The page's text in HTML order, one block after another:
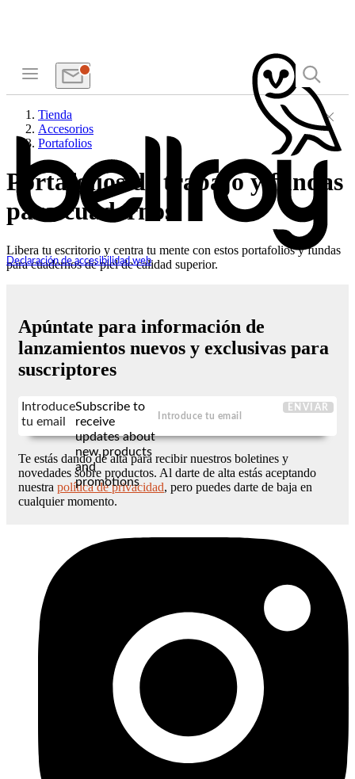
Declaración de accesibilidad web
Tienda
Accesorios
Portafolios
Portafolios de trabajo y fundas
para cuadernos
Libera tu escritorio y centra tu mente con estos portafolios y fundas
para cuadernos de piel de calidad superior.
Apúntate para información de
lanzamientos nuevos y exclusivas para
suscriptores
Introduce
tu email
Subscribe to
receive
updates about
new products
and
promotions
ENVIAR
Te estás dando de alta para recibir nuestros boletines y
novedades sobre productos. Al darte de alta estás aceptando
nuestra política de privacidad, pero puedes darte de baja en
cualquier momento.